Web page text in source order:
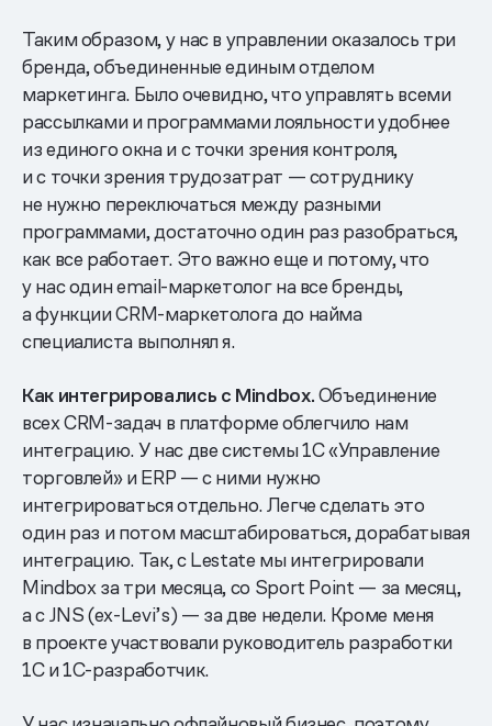
Таким образом, у нас в управлении оказалось три
бренда, объединенные единым отделом
маркетинга. Было очевидно, что управлять всеми
рассылками и программами лояльности удобнее
из единого окна и с точки зрения контроля,
и с точки зрения трудозатрат — сотруднику
не нужно переключаться между разными
программами, достаточно один раз разобраться,
как все работает. Это важно еще и потому, что
у нас один email-маркетолог на все бренды,
а функции CRM-маркетолога до найма
специалиста выполнял я.
Как интегрировались с Mindbox.Объединение
всех CRM-задач в платформе облегчило нам
интеграцию. У нас две системы 1С «Управление
торговлей» и ERP — с ними нужно
интегрироваться отдельно. Легче сделать это
один раз и потом масштабироваться, дорабатывая
интеграцию. Так, с Lestate мы интегрировали
Mindbox за три месяца, со Sport Point — за месяц,
а с JNS (ex-Levi’s) — за две недели. Кроме меня
в проекте участвовали руководитель разработки
1С и 1С-разработчик.